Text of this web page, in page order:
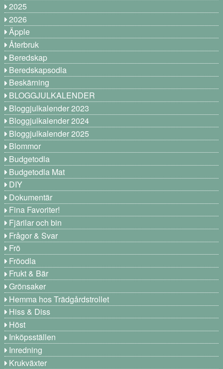
2025
2026
Äpple
Återbruk
Beredskap
Beredskapsodla
Beskärning
BLOGGJULKALENDER
Bloggjulkalender 2023
Bloggjulkalender 2024
Bloggjulkalender 2025
Blommor
Budgetodla
Budgetodla Mat
DIY
Dokumentär
Fina Favoriter!
Fjärilar och bin
Frågor & Svar
Frö
Fröodla
Frukt & Bär
Grönsaker
Hemma hos Trädgårdstrollet
Hiss & Diss
Höst
Inköpsställen
Inredning
Krukväxter